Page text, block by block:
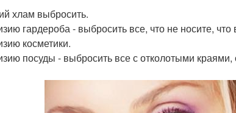
хлам выбросить.
гардероба - выбросить все, что не носите,
косметики.
посуды - выбросить все с отколотыми